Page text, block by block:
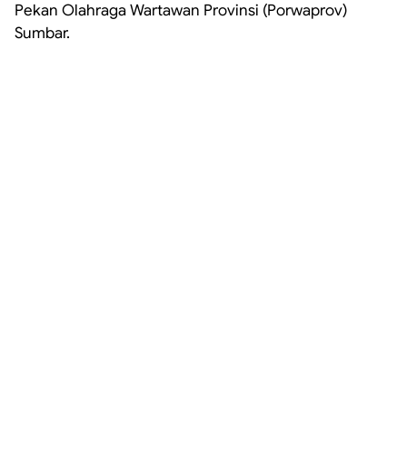
Pekan Olahraga Wartawan Provinsi (Porwaprov)
Sumbar.